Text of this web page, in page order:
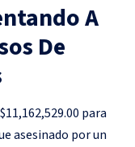
A
De
para
asesinado por un